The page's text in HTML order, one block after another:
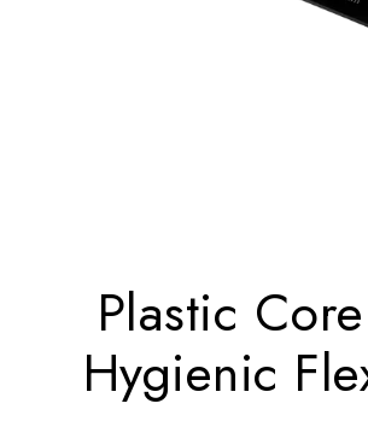
Plastic
Hygienic